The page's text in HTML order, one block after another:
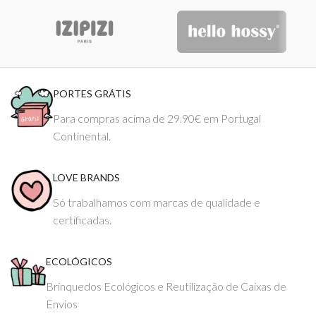
PORTES GRÁTIS
Para compras acima de 29.90€ em Portugal
Continental.
LOVE BRANDS
Só trabalhamos com marcas de qualidade e
certificadas.
ECOLÓGICOS
Brinquedos Ecológicos e Reutilização de Caixas de
Envios